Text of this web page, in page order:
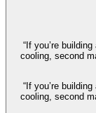
“If you’re
cooling, second
“If you’re
cooling, second